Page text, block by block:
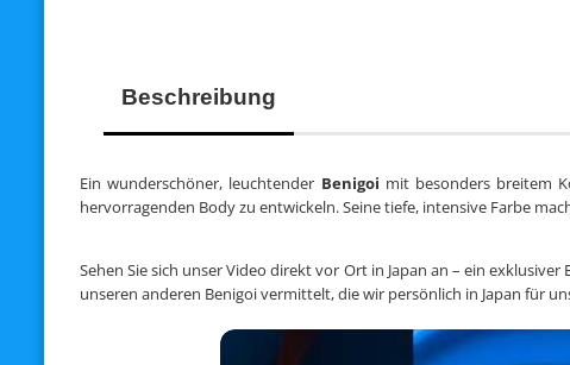
Beschreibung
Ein wunderschöner, leuchtender Benigoi mit besonders breitem
hervorragenden Body zu entwickeln. Seine tiefe, intensive Farbe
Sehen Sie sich unser Video direkt vor Ort in Japan an – ein
unseren anderen Benigoi vermittelt, die wir persönlich in Japan für